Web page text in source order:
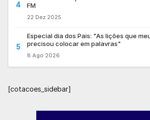
4
FM
22 Dez 2025
5
Especial dia dos Pais: "As lições que
precisou colocar em palavras"
8 Ago 2026
[cotacoes_sidebar]